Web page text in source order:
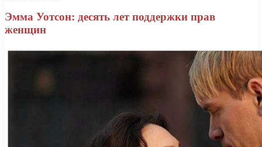
Эмма Уотсон: десять лет поддержки прав
женщин